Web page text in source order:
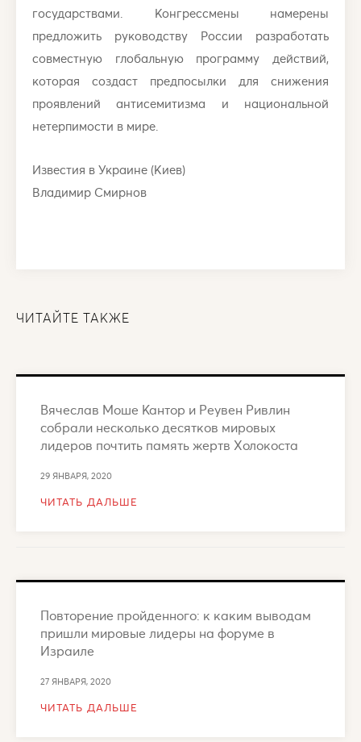
государствами. Конгрессмены намерены
предложить руководству России разработать
совместную глобальную программу действий,
которая создаст предпосылки для снижения
проявлений антисемитизма и национальной
нетерпимости в мире.
Известия в Украине (Киев)
Владимир Смирнов
ЧИТАЙТЕ ТАКЖЕ
Вячеслав Моше Кантор и Реувен Ривлин
собрали несколько десятков мировых
лидеров почтить память жертв Холокоста
29 ЯНВАРЯ, 2020
ЧИТАТЬ ДАЛЬШЕ
Повторение пройденного: к каким выводам
пришли мировые лидеры на форуме в
Израиле
27 ЯНВАРЯ, 2020
ЧИТАТЬ ДАЛЬШЕ